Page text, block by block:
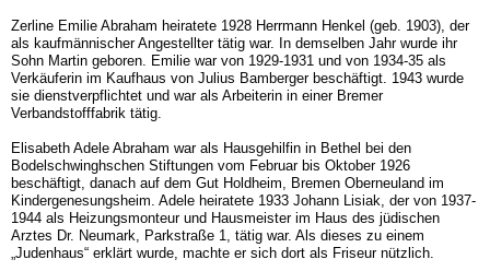
Zerline Emilie Abraham heiratete 1928 Herrmann Henkel (geb. 1903), der
als kaufmännischer Angestellter tätig war. In demselben Jahr wurde ihr
Sohn Martin geboren. Emilie war von 1929-1931 und von 1934-35 als
Verkäuferin im Kaufhaus von Julius Bamberger beschäftigt. 1943 wurde
sie dienstverpflichtet und war als Arbeiterin in einer Bremer
Verbandstofffabrik tätig.
Elisabeth Adele Abraham war als Hausgehilfin in Bethel bei den
Bodelschwinghschen Stiftungen vom Februar bis Oktober 1926
beschäftigt, danach auf dem Gut Holdheim, Bremen Oberneuland im
Kindergenesungsheim. Adele heiratete 1933 Johann Lisiak, der von 1937-
1944 als Heizungsmonteur und Hausmeister im Haus des jüdischen
Arztes Dr. Neumark, Parkstraße 1, tätig war. Als dieses zu einem
„Judenhaus“ erklärt wurde, machte er sich dort als Friseur nützlich.